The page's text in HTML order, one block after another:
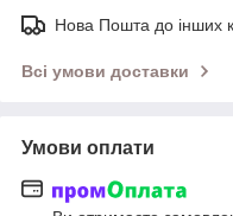
Нова Пошта до інших
Всі умови доставки
Умови оплати